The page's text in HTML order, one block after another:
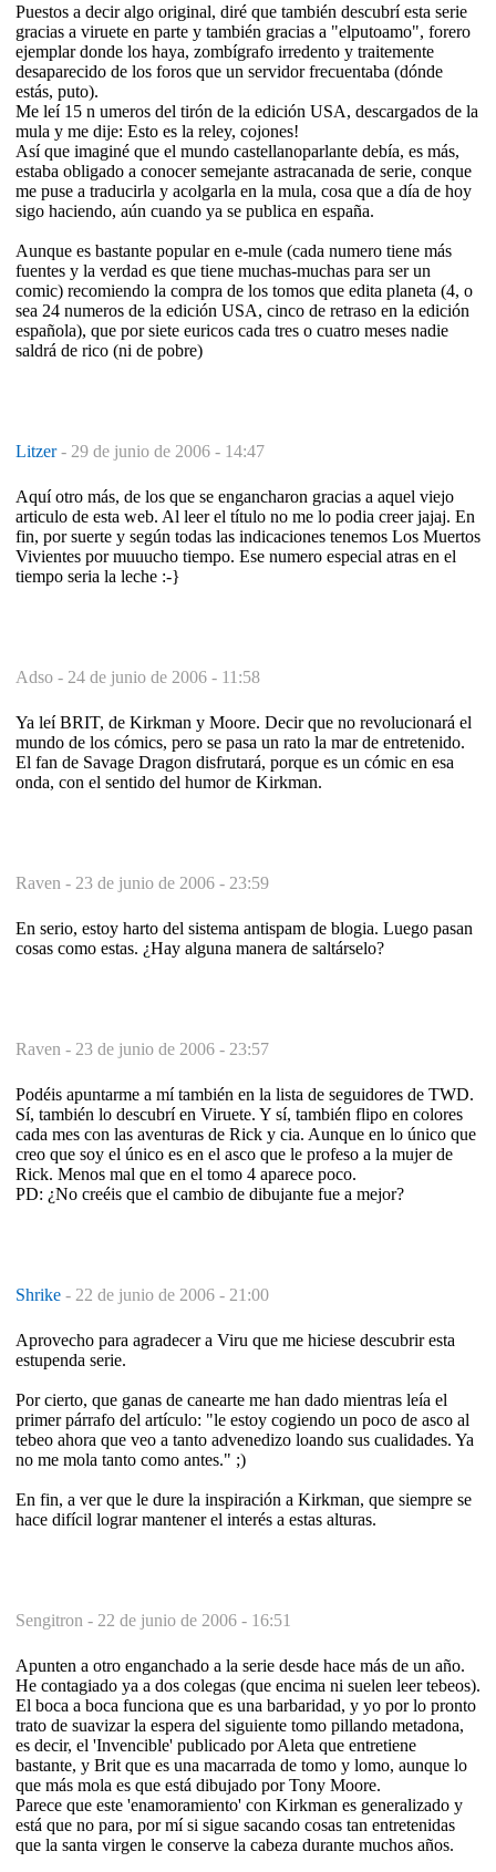
Puestos a decir algo original, diré que también descubrí esta serie
gracias a viruete en parte y también gracias a "elputoamo", forero
ejemplar donde los haya, zombígrafo irredento y traitemente
desaparecido de los foros que un servidor frecuentaba (dónde
estás, puto).
Me leí 15 n umeros del tirón de la edición USA, descargados de la
mula y me dije: Esto es la reley, cojones!
Así que imaginé que el mundo castellanoparlante debía, es más,
estaba obligado a conocer semejante astracanada de serie, conque
me puse a traducirla y acolgarla en la mula, cosa que a día de hoy
sigo haciendo, aún cuando ya se publica en españa.
Aunque es bastante popular en e-mule (cada numero tiene más
fuentes y la verdad es que tiene muchas-muchas para ser un
comic) recomiendo la compra de los tomos que edita planeta (4, o
sea 24 numeros de la edición USA, cinco de retraso en la edición
española), que por siete euricos cada tres o cuatro meses nadie
saldrá de rico (ni de pobre)
Litzer- 29 de junio de 2006 - 14:47
Aquí otro más, de los que se engancharon gracias a aquel viejo
articulo de esta web. Al leer el título no me lo podia creer jajaj. En
fin, por suerte y según todas las indicaciones tenemos Los Muertos
Vivientes por muuucho tiempo. Ese numero especial atras en el
tiempo seria la leche :-}
Adso - 24 de junio de 2006 - 11:58
Ya leí BRIT, de Kirkman y Moore. Decir que no revolucionará el
mundo de los cómics, pero se pasa un rato la mar de entretenido.
El fan de Savage Dragon disfrutará, porque es un cómic en esa
onda, con el sentido del humor de Kirkman.
Raven - 23 de junio de 2006 - 23:59
En serio, estoy harto del sistema antispam de blogia. Luego pasan
cosas como estas. ¿Hay alguna manera de saltárselo?
Raven - 23 de junio de 2006 - 23:57
Podéis apuntarme a mí también en la lista de seguidores de TWD.
Sí, también lo descubrí en Viruete. Y sí, también flipo en colores
cada mes con las aventuras de Rick y cia. Aunque en lo único que
creo que soy el único es en el asco que le profeso a la mujer de
Rick. Menos mal que en el tomo 4 aparece poco.
PD: ¿No creéis que el cambio de dibujante fue a mejor?
Shrike - 22 de junio de 2006 - 21:00
Aprovecho para agradecer a Viru que me hiciese descubrir esta
estupenda serie.
Por cierto, que ganas de canearte me han dado mientras leía el
primer párrafo del artículo: "le estoy cogiendo un poco de asco al
tebeo ahora que veo a tanto advenedizo loando sus cualidades. Ya
no me mola tanto como antes." ;)
En fin, a ver que le dure la inspiración a Kirkman, que siempre se
hace difícil lograr mantener el interés a estas alturas.
Sengitron - 22 de junio de 2006 - 16:51
Apunten a otro enganchado a la serie desde hace más de un año.
He contagiado ya a dos colegas (que encima ni suelen leer tebeos).
El boca a boca funciona que es una barbaridad, y yo por lo pronto
trato de suavizar la espera del siguiente tomo pillando metadona,
es decir, el 'Invencible' publicado por Aleta que entretiene
bastante, y Brit que es una macarrada de tomo y lomo, aunque lo
que más mola es que está dibujado por Tony Moore.
Parece que este 'enamoramiento' con Kirkman es generalizado y
está que no para, por mí si sigue sacando cosas tan entretenidas
que la santa virgen le conserve la cabeza durante muchos años.